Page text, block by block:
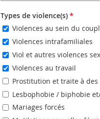
Types de violence(s) *
Violences au sein du
Violences intrafamiliales
Viol et autres violences
Violences au travail
Prostitution et traite à
Lesbophobie / biphobie
Mariages forcés